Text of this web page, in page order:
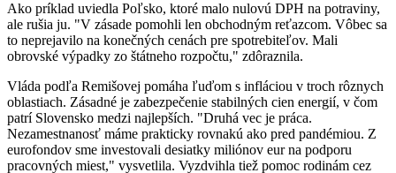
Ako príklad uviedla Poľsko, ktoré malo nulovú DPH na potraviny,
ale rušia ju. "V zásade pomohli len obchodným reťazcom. Vôbec sa
to neprejavilo na konečných cenách pre spotrebiteľov. Mali
obrovské výpadky zo štátneho rozpočtu," zdôraznila.
Vláda podľa Remišovej pomáha ľuďom s infláciou v troch rôznych
oblastiach. Zásadné je zabezpečenie stabilných cien energií, v čom
patrí Slovensko medzi najlepších. "Druhá vec je práca.
Nezamestnanosť máme prakticky rovnakú ako pred pandémiou. Z
eurofondov sme investovali desiatky miliónov eur na podporu
pracovných miest," vysvetlila. Vyzdvihla tiež pomoc rodinám cez